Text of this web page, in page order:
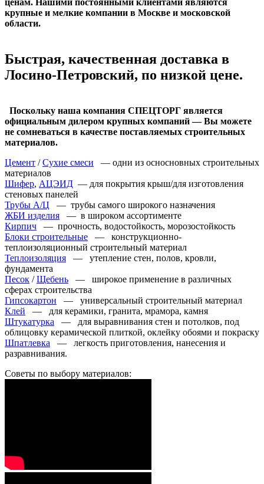
крупные и мелкие компании в Москве и московской
области.
Быстрая, качественная доставка в
Лосино-Петровский, по низкой цене.
Поскольку наша компания СПЕЦТОРГ является
официальным дилером крупных компаний — Вы можете
не сомневаться в качестве поставляемых строительных
материалов.
Цемент /Сухие смеси — одни из осносновных строительных
материалов
Шифер, АЦЭИД — для покрытия крыш/для изготовления
стеновых панелей
Трубы А/Ц — трубы самого широкого назначения
ЖБИ изделия — в широком ассортименте
Кирпич — прочность, водостойкость, морозостойкость
Блоки строительные — конструкционно-
теплоизоляционный строительный материал
Теплоизоляция — утепление стен, полов, кровли,
фундамента
Песок /Щебень — широкое применение в различных
сферах строительства
Гипсокартон — универсальный строительный материал
Клей — для керамики, гранита, мрамора, камня
Штукатурка — для выравнивания стен и потолков, под
облицовку керамической плиткой, оклейку обоями и покраску
Шпатлевка — легкость приготовления, нанесения и
разравнивания.
Советы по выбору материалов: